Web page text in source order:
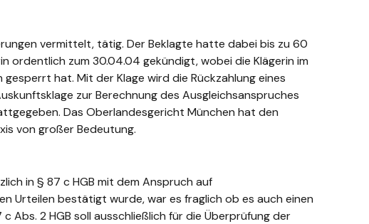
vermittelt, tätig. Der Beklagte hatte dabei bis zu 60
zum 30.04.04 gekündigt, wobei die Klägerin im
hat. Mit der Klage wird die Rückzahlung eines
zur Berechnung des Ausgleichsanspruches
Das Oberlandesgericht München hat den
von großer Bedeutung.
in § 87 c HGB mit dem Anspruch auf
Urteilen bestätigt wurde, war es fraglich ob es auch einen
2 HGB soll ausschließlich für die Überprüfung der